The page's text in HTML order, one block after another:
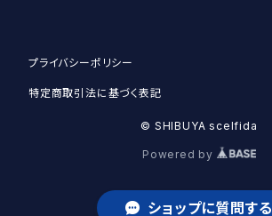
#13 小澤崚選手
Lサイズ
プライバシーポリシー
特定商取引法に基づく表記
© SHIBUYA scelfida
Powered by
ショップに質問する